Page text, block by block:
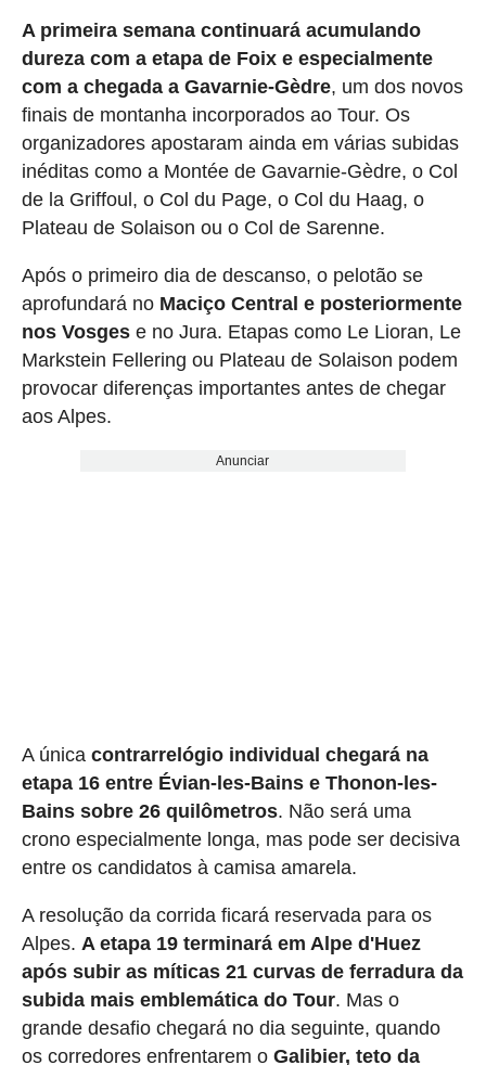
A primeira semana continuará acumulando
dureza com a etapa de Foix e especialmente
com a chegada a Gavarnie-Gèdre, um dos novos
finais de montanha incorporados ao Tour. Os
organizadores apostaram ainda em várias subidas
inéditas como a Montée de Gavarnie-Gèdre, o Col
de la Griffoul, o Col du Page, o Col du Haag, o
Plateau de Solaison ou o Col de Sarenne.
Após o primeiro dia de descanso, o pelotão se
aprofundará no Maciço Central e posteriormente
nos Vosgese no Jura. Etapas como Le Lioran, Le
Markstein Fellering ou Plateau de Solaison podem
provocar diferenças importantes antes de chegar
aos Alpes.
Anunciar
A única contrarrelógio individual chegará na
etapa 16 entre Évian-les-Bains e Thonon-les-
Bains sobre 26 quilômetros. Não será uma
crono especialmente longa, mas pode ser decisiva
entre os candidatos à camisa amarela.
A resolução da corrida ficará reservada para os
Alpes. A etapa 19 terminará em Alpe d'Huez
após subir as míticas 21 curvas de ferradura da
subida mais emblemática do Tour. Mas o
grande desafio chegará no dia seguinte, quando
os corredores enfrentarem o Galibier, teto da